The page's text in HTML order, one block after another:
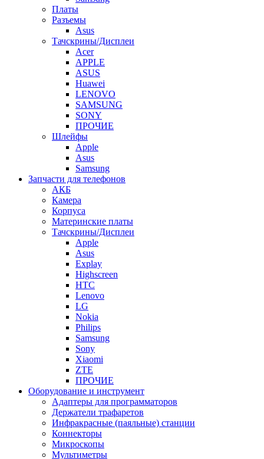
Платы
Разъемы
Asus
Тачскрины/Дисплеи
Acer
APPLE
ASUS
Huawei
LENOVO
SAMSUNG
SONY
ПРОЧИЕ
Шлейфы
Apple
Asus
Samsung
Запчасти для телефонов
АКБ
Камера
Корпуса
Материнские платы
Тачскрины/Дисплеи
Apple
Asus
Explay
Highscreen
HTC
Lenovo
LG
Nokia
Philips
Samsung
Sony
Xiaomi
ZTE
ПРОЧИЕ
Оборудование и инструмент
Адаптеры для программаторов
Держатели трафаретов
Инфракрасные (паяльные) станции
Коннекторы
Микроскопы
Мультиметры